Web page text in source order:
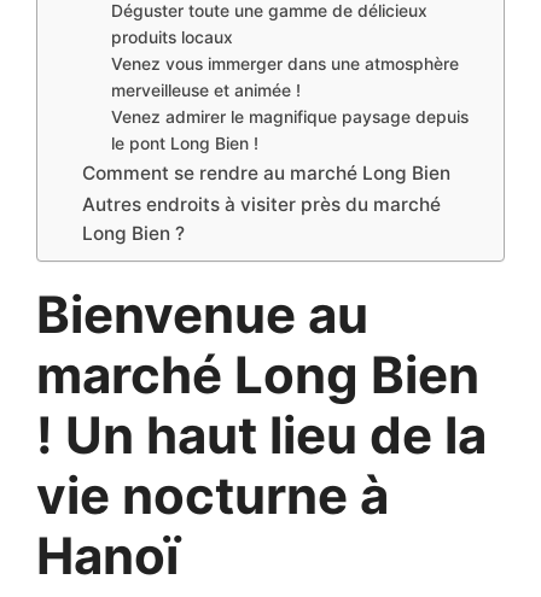
Déguster toute une gamme de délicieux
produits locaux
Venez vous immerger dans une atmosphère
merveilleuse et animée !
Venez admirer le magnifique paysage depuis
le pont Long Bien !
Comment se rendre au marché Long Bien
Autres endroits à visiter près du marché
Long Bien ?
Bienvenue au
marché Long Bien
! Un haut lieu de la
vie nocturne à
Hanoï